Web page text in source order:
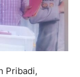
Pribadi,